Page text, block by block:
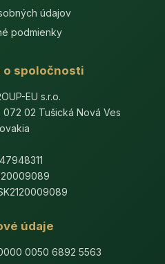
údajov
podmienky
o spoločnosti
EU s.r.o.
02 Tušická Nová Ves
údaje
0050 6892 5563